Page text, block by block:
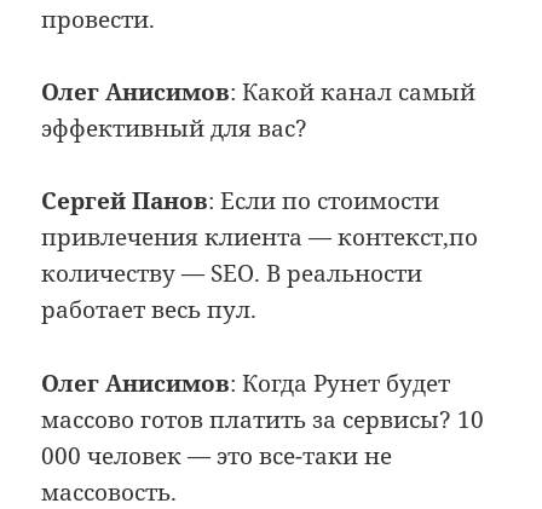
провести.
Олег Анисимов: Какой канал самый
эффективный для вас?
Сергей Панов: Если по стоимости
привлечения клиента — контекст,по
количеству — SEO. В реальности
работает весь пул.
Олег Анисимов: Когда Рунет будет
массово готов платить за сервисы? 10
000 человек — это все-таки не
массовость.